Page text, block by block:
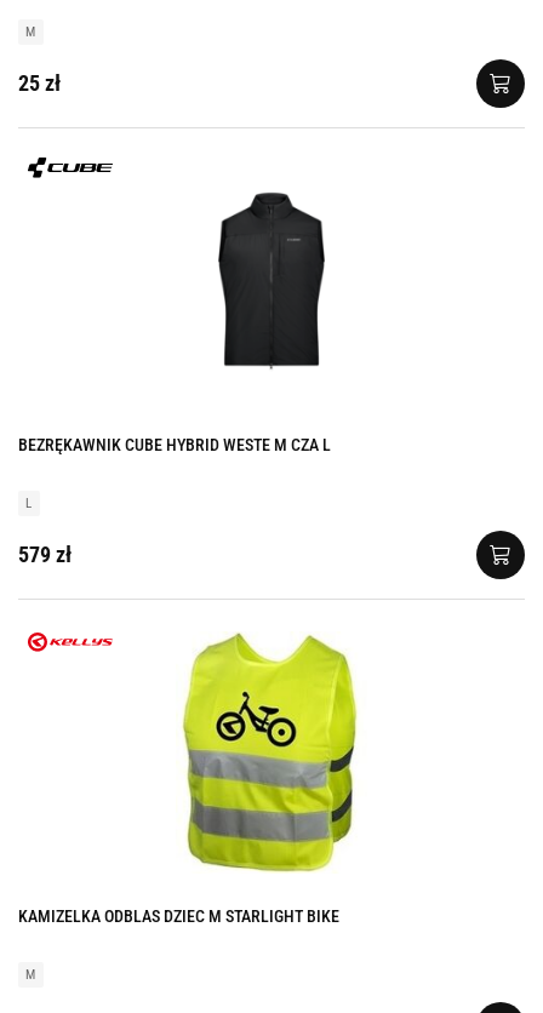
M
25 zł
BEZRĘKAWNIK CUBE HYBRID WESTE M CZA L
L
579 zł
KAMIZELKA ODBLAS DZIEC M STARLIGHT BIKE
M